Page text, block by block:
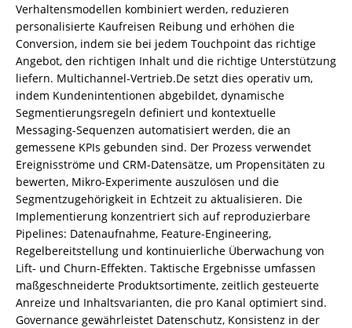
Verhaltensmodellen kombiniert werden, reduzieren
personalisierte Kaufreisen Reibung und erhöhen die
Conversion, indem sie bei jedem Touchpoint das richtige
Angebot, den richtigen Inhalt und die richtige Unterstützung
liefern. Multichannel-Vertrieb.De setzt dies operativ um,
indem Kundenintentionen abgebildet, dynamische
Segmentierungsregeln definiert und kontextuelle
Messaging-Sequenzen automatisiert werden, die an
gemessene KPIs gebunden sind. Der Prozess verwendet
Ereignisströme und CRM-Datensätze, um Propensitäten zu
bewerten, Mikro-Experimente auszulösen und die
Segmentzugehörigkeit in Echtzeit zu aktualisieren. Die
Implementierung konzentriert sich auf reproduzierbare
Pipelines: Datenaufnahme, Feature-Engineering,
Regelbereitstellung und kontinuierliche Überwachung von
Lift- und Churn-Effekten. Taktische Ergebnisse umfassen
maßgeschneiderte Produktsortimente, zeitlich gesteuerte
Anreize und Inhaltsvarianten, die pro Kanal optimiert sind.
Governance gewährleistet Datenschutz, Konsistenz in der